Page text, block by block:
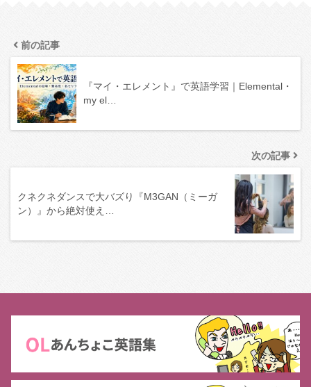
前の記事
『マイ・エレメント』で英語学習｜Elemental・
my el…
次の記事
クネクネダンスで大バズり『M3GAN（ミーガ
ン）』から絶対使え…